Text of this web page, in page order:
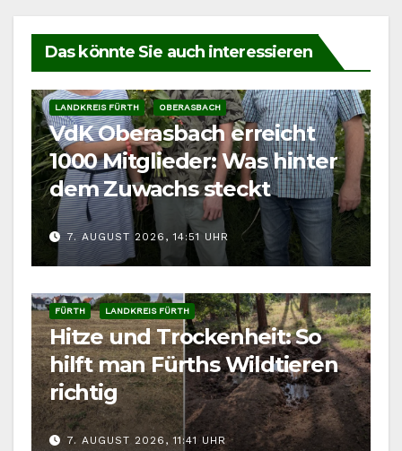
Das könnte Sie auch interessieren
LANDKREIS FÜRTH OBERASBACH
VdK Oberasbach erreicht
1000 Mitglieder: Was hinter
dem Zuwachs steckt
7. AUGUST 2026, 14:51 UHR
FÜRTH LANDKREIS FÜRTH
Hitze und Trockenheit: So
hilft man Fürths Wildtieren
richtig
7. AUGUST 2026, 11:41 UHR